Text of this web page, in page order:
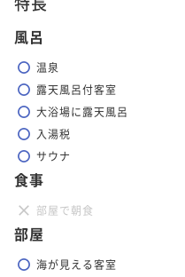
風呂
温泉
露天風呂付客室
大浴場に露天風呂
入湯税
サウナ
食事
部屋で朝食
部屋
海が見える客室